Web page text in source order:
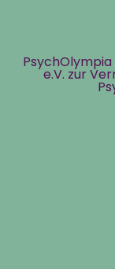
e.V. zur